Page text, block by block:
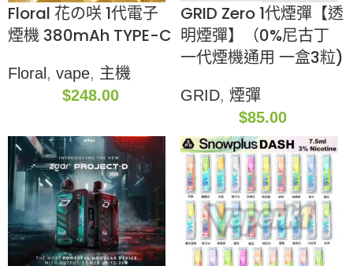
Floral 花の咲 1代電子
煙機 380mAh TYPE-C
Floral , vape, 主機
$248.00
GRID Zero 1代煙彈【透
明煙彈】（0%尼古丁
一代煙機通用 一盒3粒)
GRID, 煙彈
$85.00